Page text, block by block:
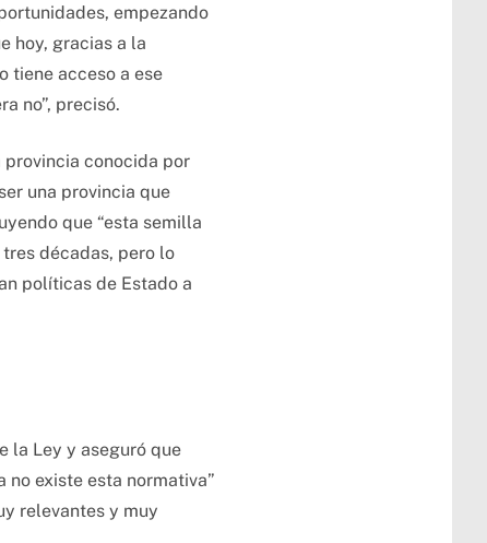
empezando
hoy, gracias a la
tiene acceso a ese
no”, precisó.
provincia conocida por
una provincia que
que “esta semilla
décadas, pero lo
políticas de Estado a
la Ley y aseguró que
existe esta normativa”
relevantes y muy